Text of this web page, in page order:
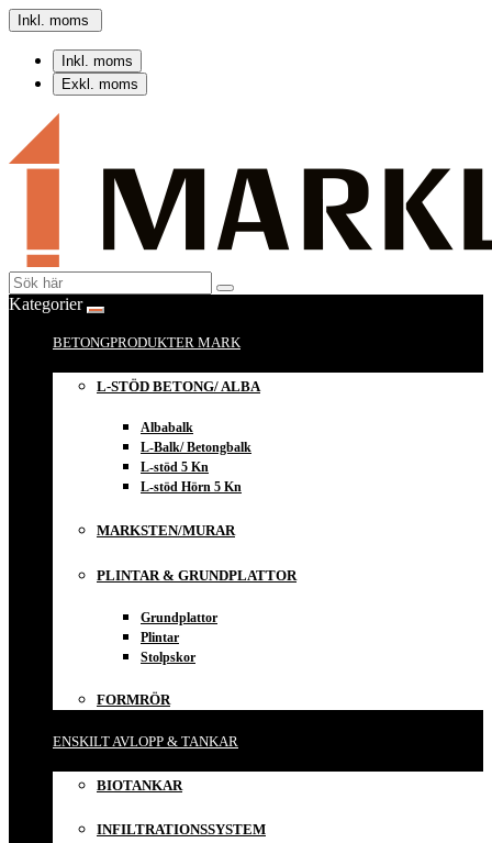
Inkl. moms
Inkl. moms
Exkl. moms
Kategorier
BETONGPRODUKTER MARK
L-STÖD BETONG/ ALBA
Albabalk
L-Balk/ Betongbalk
L-stöd 5 Kn
L-stöd Hörn 5 Kn
MARKSTEN/MURAR
PLINTAR & GRUNDPLATTOR
Grundplattor
Plintar
Stolpskor
FORMRÖR
ENSKILT AVLOPP & TANKAR
BIOTANKAR
INFILTRATIONSSYSTEM